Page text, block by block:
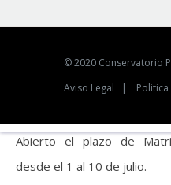
© 2020 Conservatorio
Aviso Legal |
Abierto el plazo de
desde el 1 al 10 de julio.